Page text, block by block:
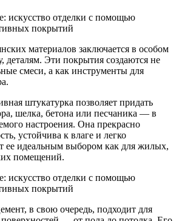
материалов заключается в особом
деталям. Эти покрытия создаются не
смеси, а как инструменты для
штукатурка позволяет придать
шелка, бетона или песчаника — в
настроения. Она прекрасно
устойчива к влаге и легко
ее идеальным выбором как для жилых,
помещений.
в свою очередь, подходит для